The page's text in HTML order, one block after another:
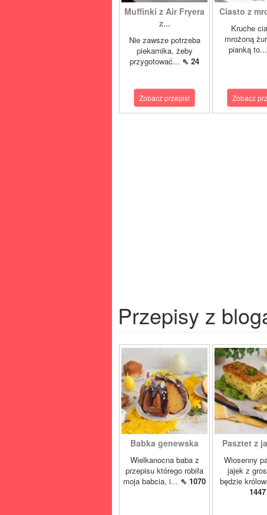
Muffinki z Air Fryera
z...
Nie zawsze potrzeba
piekarnika, żeby
przygotować... ⇖ 24
Zobacz przepis!
Ciasto z
Kruche
mrożoną
pianką to...
Zobacz
Przepisy z
Babka genewska
Wielkanocna baba z
przepisu którego robiła
moja babcia, i... ⇖ 1070
Pasztet z
Wiosenny
jajek z
będzie
1447